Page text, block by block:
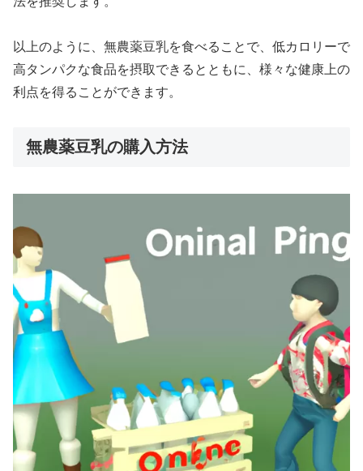
以上のように、無農薬豆乳を食べることで、低カロリーで
高タンパクな食品を摂取できるとともに、様々な健康上の
利点を得ることができます。
無農薬豆乳の購入方法